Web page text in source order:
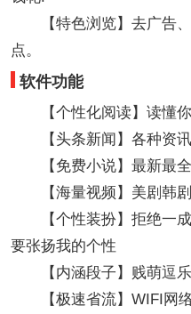
【特色浏览】去广告、
点。
软件功能
【个性化阅读】读懂你
【头条新闻】各种资讯
【免费小说】最新最全
【海量视频】美剧韩剧
【个性装扮】拒绝一成
要张扬我的个性
【内涵段子】贱萌逗乐
【极速省流】WIFI网络